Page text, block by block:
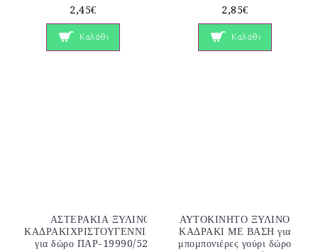
2,45€
Καλάθι
2,85€
Καλάθι
ΑΣΤΕΡΑΚΙΑ ΞΥΛΙΝΟ
ΚΑΔΡΑΚΙΧΡΙΣΤΟΥΓΕΝΝΙΑΤΙΚΟ
για δώρο ΠΑΡ-19990/52750
ΑΥΤΟΚΙΝΗΤΟ ΞΥΛΙΝΟ
ΚΑΔΡΑΚΙ ΜΕ ΒΑΣΗ για
μπομπονιέρες γούρι δώρο